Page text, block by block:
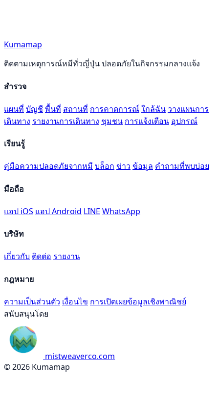
Kumamap
ติดตามเหตุการณ์หมีทั่วญี่ปุ่น ปลอดภัยในกิจกรรมกลางแจ้ง
สำรวจ
แผนที่ บัญชี พื้นที่ สถานที่ การคาดการณ์ใกล้ฉัน วางแผนการ
เดินทาง รายงานการเดินทาง ชุมชน การแจ้งเตือน อุปกรณ์
เรียนรู้
คู่มือความปลอดภัยจากหมี บล็อก ข่าว ข้อมูล คำถามที่พบบ่อย
มือถือ
แอป iOS แอป Android LINE WhatsApp
บริษัท
เกี่ยวกับ ติดต่อ รายงาน
กฎหมาย
ความเป็นส่วนตัว เงื่อนไข การเปิดเผยข้อมูลเชิงพาณิชย์
สนับสนุนโดย
mistweaverco.com
© 2026 Kumamap